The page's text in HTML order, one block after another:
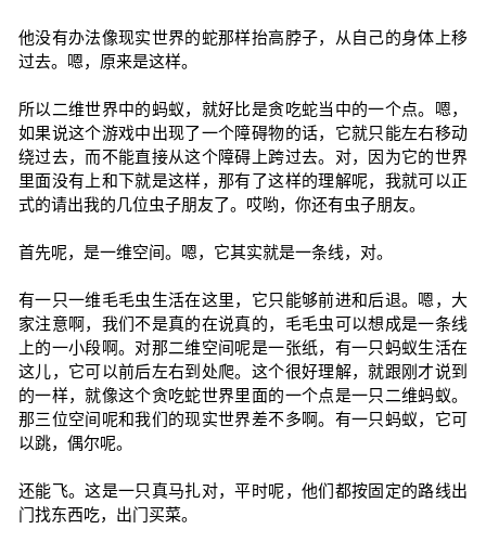
他没有办法像现实世界的蛇那样抬高脖子，从自己的身体上移
过去。嗯，原来是这样。
所以二维世界中的蚂蚁，就好比是贪吃蛇当中的一个点。嗯，
如果说这个游戏中出现了一个障碍物的话，它就只能左右移动
绕过去，而不能直接从这个障碍上跨过去。对，因为它的世界
里面没有上和下就是这样，那有了这样的理解呢，我就可以正
式的请出我的几位虫子朋友了。哎哟，你还有虫子朋友。
首先呢，是一维空间。嗯，它其实就是一条线，对。
有一只一维毛毛虫生活在这里，它只能够前进和后退。嗯，大
家注意啊，我们不是真的在说真的，毛毛虫可以想成是一条线
上的一小段啊。对那二维空间呢是一张纸，有一只蚂蚁生活在
这儿，它可以前后左右到处爬。这个很好理解，就跟刚才说到
的一样，就像这个贪吃蛇世界里面的一个点是一只二维蚂蚁。
那三位空间呢和我们的现实世界差不多啊。有一只蚂蚁，它可
以跳，偶尔呢。
还能飞。这是一只真马扎对，平时呢，他们都按固定的路线出
门找东西吃，出门买菜。